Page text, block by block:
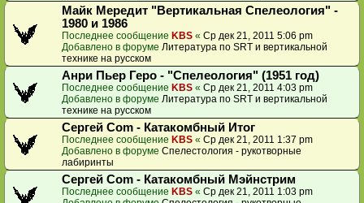
Майк Мередит "Вертикальная Спелеология" -
1980 и 1986
Последнее сообщение KBS « Ср дек 21, 2011 5:06 pm
Добавлено в форуме Литература по SRT и вертикальной
технике на русском
Анри Пьер Геро - "Спелеология" (1951 год)
Последнее сообщение KBS « Ср дек 21, 2011 4:03 pm
Добавлено в форуме Литература по SRT и вертикальной
технике на русском
Сергей Com - Катакомбный Итог
Последнее сообщение KBS « Ср дек 21, 2011 1:37 pm
Добавлено в форуме Спелестология - рукотворные
лабиринты
Сергей Com - Катакомбный Мэйнстрим
Последнее сообщение KBS « Ср дек 21, 2011 1:03 pm